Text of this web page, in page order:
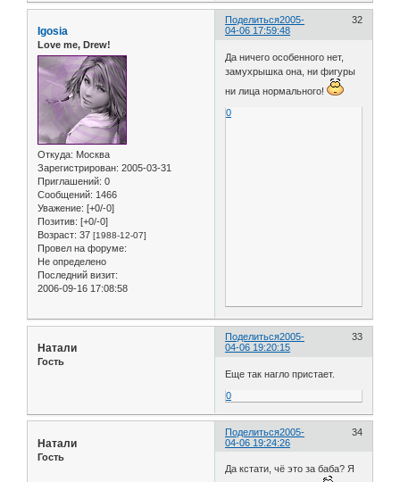
Поделиться 32
2005-
04-06 17:59:48
Igosia
Love me, Drew!
Откуда: Москва
Зарегистрирован: 2005-03-31
Приглашений: 0
Сообщений: 1466
Уважение: [+0/-0]
Позитив: [+0/-0]
Возраст: 37 [1988-12-07]
Провел на форуме:
Не определено
Последний визит:
2006-09-16 17:08:58
Да ничего особенного нет,
замухрышка она, ни фигуры
ни лица нормального!
0
Поделиться 33
2005-
04-06 19:20:15
Натали
Гость
Еще так нагло пристает.
0
Поделиться 34
2005-
04-06 19:24:26
Натали
Гость
Да кстати, чё это за баба? Я